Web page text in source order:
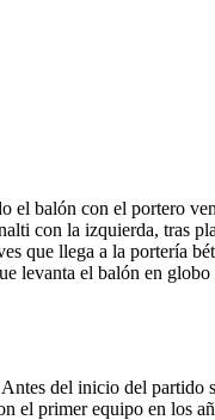
el balón con el portero
con la izquierda, tras
que llega a la portería
levanta el balón en
del inicio del partido
el primer equipo en los